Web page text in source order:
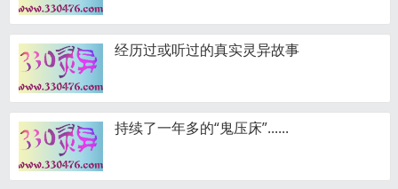
经历过或听过的真实灵异故事
持续了一年多的“鬼压床”......